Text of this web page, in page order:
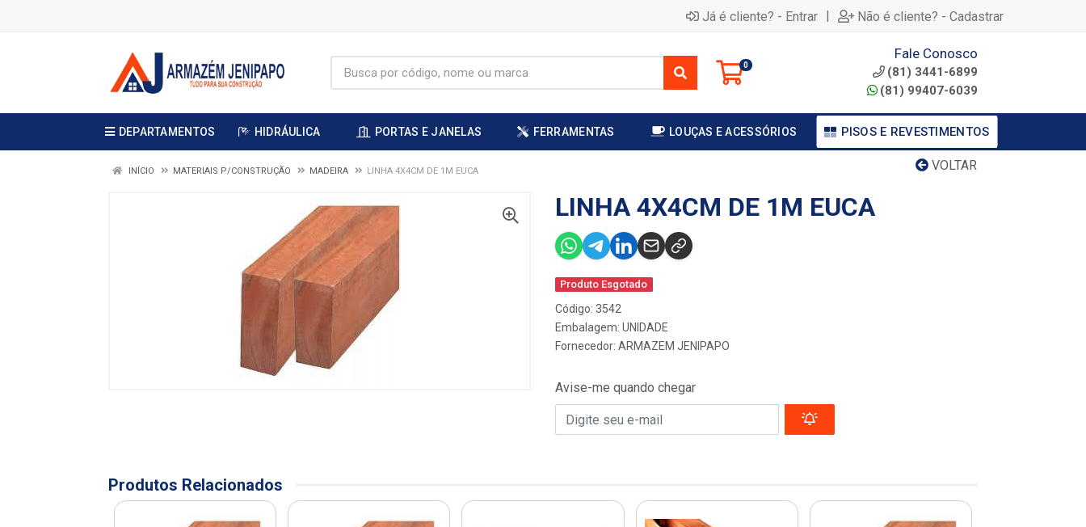
Já é cliente? - Entrar | Não é cliente? - Cadastrar
0
Fale Conosco
(81) 3441-6899
(81) 99407-6039
DEPARTAMENTOS HIDRÁULICA PORTAS E JANELAS FERRAMENTAS LOUÇAS E ACESSÓRIOS PISOS E REVESTIMENTOS
VOLTAR
INÍCIO MATERIAIS P/CONSTRUÇÃO MADEIRA LINHA 4X4CM DE 1M EUCA
LINHA 4X4CM DE 1M EUCA
Produto Esgotado
Código: 3542
Embalagem: UNIDADE
Fornecedor: ARMAZEM JENIPAPO
Avise-me quando chegar
Produtos Relacionados